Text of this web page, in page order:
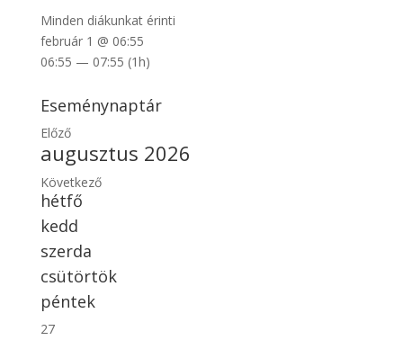
Minden diákunkat érinti
február 1 @ 06:55
06:55 — 07:55 (1h)
Eseménynaptár
Előző
augusztus 2026
Következő
hétfő
kedd
szerda
csütörtök
péntek
27